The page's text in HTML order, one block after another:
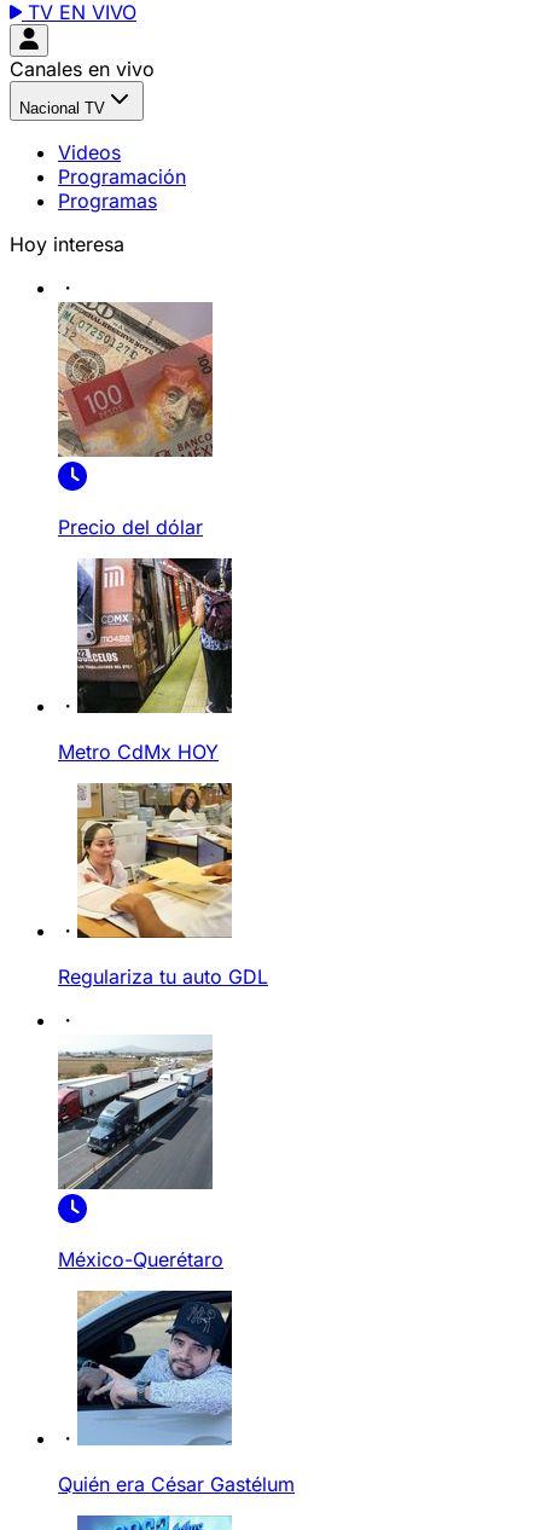
TV EN VIVO
Canales en vivo
Nacional TV
Videos
Programación
Programas
Hoy interesa
Precio del dólar
Metro CdMx HOY
Regulariza tu auto GDL
México-Querétaro
Quién era César Gastélum